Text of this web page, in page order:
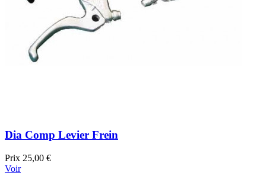
Dia Comp Levier Frein
Prix 25,00 €
Voir